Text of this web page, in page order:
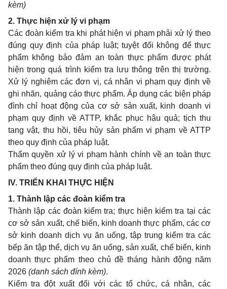
kèm)
2. Thực hiện xử lý vi phạm
Các đoàn kiểm tra khi phát hiện vi phạm phải xử lý theo
đúng quy định của pháp luật; tuyệt đối không để thực
phẩm không bảo đảm an toàn thực phẩm được phát
hiện trong quá trình kiểm tra lưu thông trên thị trường.
Xử lý nghiêm các đơn vị, cá nhân vi phạm quy định về
ghi nhãn, quảng cáo thực phẩm. Áp dụng các biện pháp
đình chỉ hoạt động của cơ sở sản xuất, kinh doanh vi
phạm quy định về ATTP, khắc phục hậu quả; tịch thu
tang vật, thu hồi, tiêu hủy sản phẩm vi phạm về ATTP
theo quy định của pháp luật.
Thẩm quyền xử lý vi phạm hành chính về an toàn thực
phẩm theo đúng quy định của pháp luật.
IV. TRIỂN KHAI THỰC HIỆN
1. Thành lập các đoàn kiểm tra
Thành lập các đoàn kiểm tra; thực hiện kiểm tra tại các
cơ sở sản xuất, chế biến, kinh doanh thực phẩm, các cơ
sở kinh doanh dịch vụ ăn uống, tập trung kiểm tra các
bếp ăn tập thể, dịch vụ ăn uống, sản xuất, chế biến, kinh
doanh thực phẩm theo chủ đề tháng hành động năm
2026 (danh sách đính kèm).
Kiểm tra đột xuất đối với các tổ chức, cá nhân, các